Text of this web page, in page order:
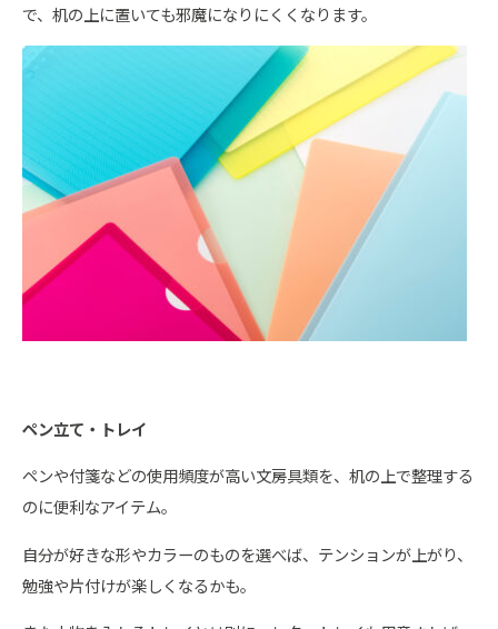
で、机の上に置いても邪魔になりにくくなります。
ペン立て・トレイ
ペンや付箋などの使用頻度が高い文房具類を、机の上で整理する
のに便利なアイテム。
自分が好きな形やカラーのものを選べば、テンションが上がり、
勉強や片付けが楽しくなるかも。